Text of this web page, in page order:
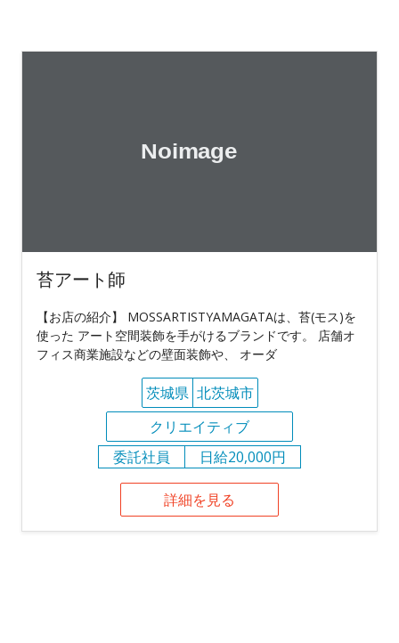
苔アート師
【お店の紹介】 MOSSARTISTYAMAGATAは、苔(モス)を
使った アート空間装飾を手がけるブランドです。 店舗オ
フィス商業施設などの壁面装飾や、 オーダ
茨城県 北茨城市
クリエイティブ
委託社員
日給20,000円
詳細を見る